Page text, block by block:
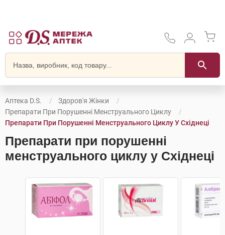
Аптека D.S.
Здоров'я Жінки
Препарати При Порушенні Менструального Циклу
Препарати При Порушенні Менструального Циклу У Східнеці
Препарати при порушенні
менструального циклу у Східнеці